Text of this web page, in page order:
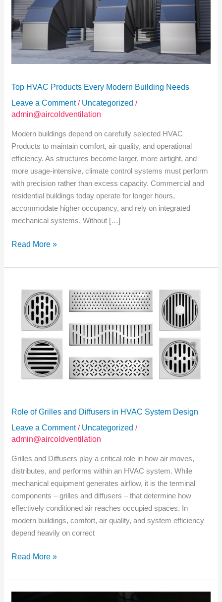
Top HVAC Products Every Modern Building Needs
Leave a Comment / Uncategorized /
admin@aircoldventilation
Modern buildings depend on carefully selected HVAC
Products to maintain comfort, air quality, and operational
efficiency. As structures become larger, more airtight, and
more usage-intensive, climate control systems must perform
with precision rather than excess capacity. Commercial and
residential buildings today operate for longer hours,
accommodate higher occupancy, and rely on integrated
mechanical systems. Without […]
Read More »
Role of Grilles and Diffusers in HVAC System Design
Leave a Comment / Uncategorized /
admin@aircoldventilation
Grilles and Diffusers play a critical role in how air moves,
distributes, and performs within an HVAC system. While
mechanical equipment generates airflow, it is the terminal
components – grilles and diffusers – that determine how
effectively conditioned air reaches occupied spaces. In
modern buildings, comfort, air quality, and system efficiency
depend heavily on correct
Grilles
HVAC
System
Read More »